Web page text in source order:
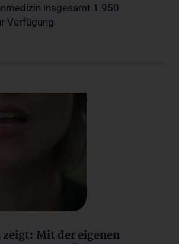
insgesamt 1.950
Verfügung
Mit der eigenen